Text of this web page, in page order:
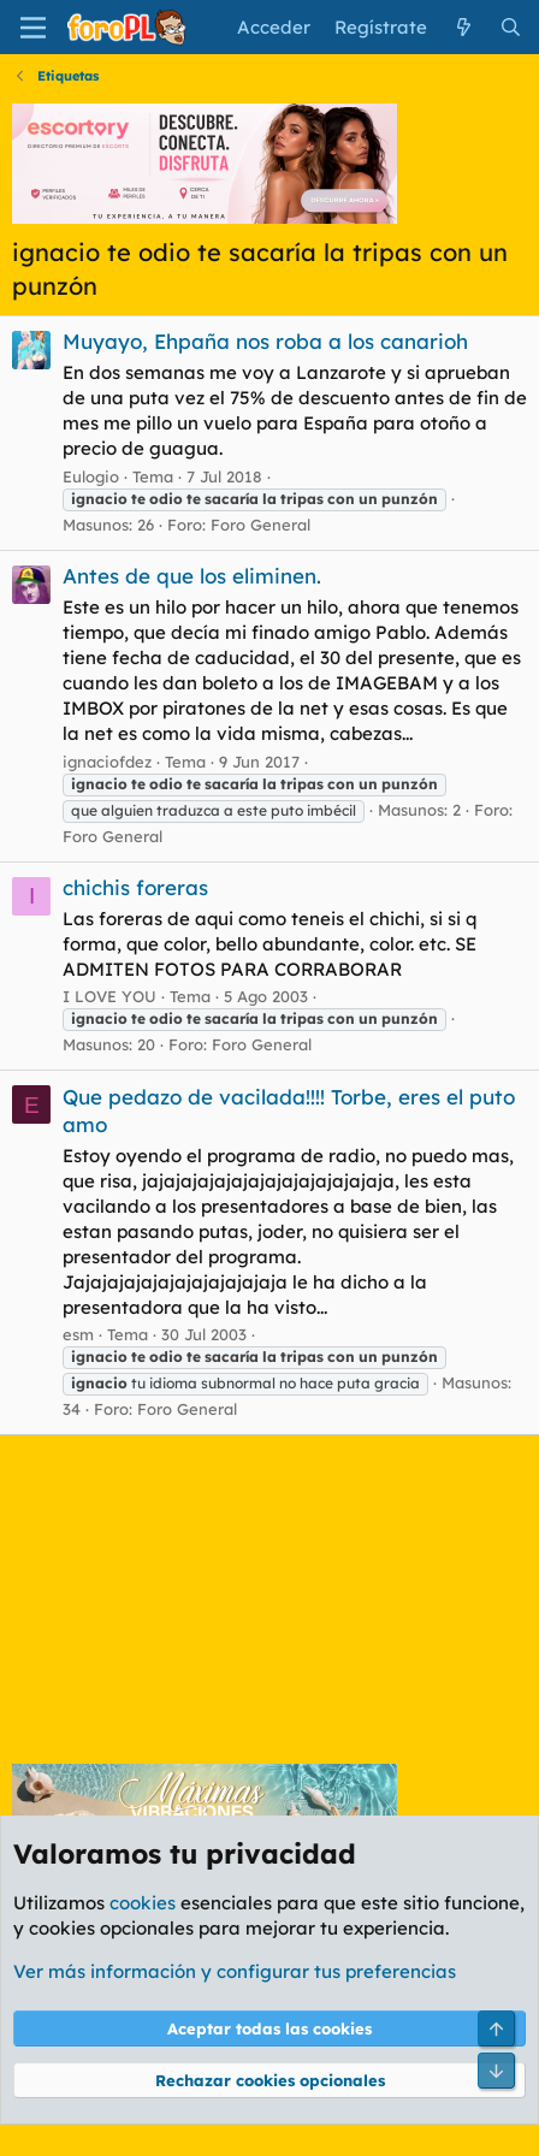
Acceder Regístrate
Etiquetas
ignacio te odio te sacaría la tripas con un
punzón
Muyayo, Ehpaña nos roba a los canarioh
En dos semanas me voy a Lanzarote y si aprueban
de una puta vez el 75% de descuento antes de fin de
mes me pillo un vuelo para España para otoño a
precio de guagua.
Eulogio Tema 7 Jul 2018
ignacio te odio te sacaría la tripas con un punzón
Masunos: 26 Foro: Foro General
Antes de que los eliminen.
Este es un hilo por hacer un hilo, ahora que tenemos
tiempo, que decía mi finado amigo Pablo. Además
tiene fecha de caducidad, el 30 del presente, que es
cuando les dan boleto a los de IMAGEBAM y a los
IMBOX por piratones de la net y esas cosas. Es que
la net es como la vida misma, cabezas...
ignaciofdez Tema 9 Jun 2017
ignacio te odio te sacaría la tripas con un punzón
que alguien traduzca a este puto imbécil
Masunos: 2
Foro:
Foro General
I chichis foreras
Las foreras de aqui como teneis el chichi, si si q
forma, que color, bello abundante, color. etc. SE
ADMITEN FOTOS PARA CORRABORAR
I LOVE YOU Tema 5 Ago 2003
ignacio te odio te sacaría la tripas con un punzón
Masunos: 20 Foro: Foro General
E
Que pedazo de vacilada!!!! Torbe, eres el puto
amo
Estoy oyendo el programa de radio, no puedo mas,
que risa, jajajajajajajajajajajajajajaja, les esta
vacilando a los presentadores a base de bien, las
estan pasando putas, joder, no quisiera ser el
presentador del programa.
Jajajajajajajajajajajajaja le ha dicho a la
presentadora que la ha visto...
esm Tema 30 Jul 2003
ignacio te odio te sacaría la tripas con un punzón
ignacio tu idioma subnormal no hace puta gracia
Masunos:
34
Foro: Foro General
Etiquetas
Cookies
PL OLDSTYLE AMARILLO
Términos y reglas Política de privacidad Ayuda
Community platform by XenForo® © 2010-2026 XenForo Ltd.
Valoramos tu privacidad
Utilizamos cookies esenciales para que este sitio funcione,
y cookies opcionales para mejorar tu experiencia.
Ver más información y configurar tus preferencias
Aceptar todas las cookies
Rechazar cookies opcionales
Pie